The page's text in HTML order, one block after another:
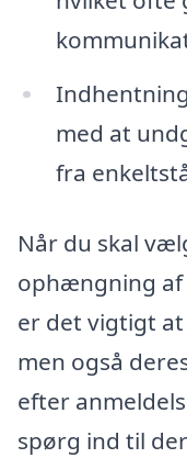
med at
fra
Når du skal
ophængning af
er det vigtigt
men også
efter
spørg ind til